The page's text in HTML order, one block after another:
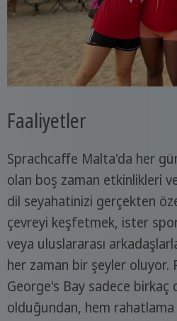
Faaliyetler
Sprachcaffe Malta'da her
olan boş zaman etkinlikleri
dil seyahatinizi gerçekten
çevreyi keşfetmek, ister
veya uluslararası
her zaman bir şeyler oluyor.
George's Bay sadece birkaç
olduğundan, hem